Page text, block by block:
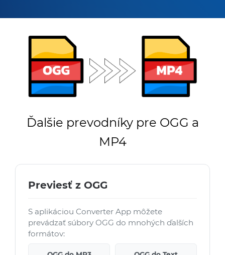
Ďalšie prevodníky pre OGG a
MP4
Previesť z OGG
S aplikáciou Converter App môžete
prevádzať súbory OGG do mnohých ďalších
formátov: